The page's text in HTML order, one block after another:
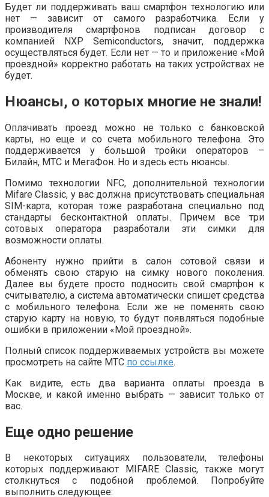
Будет ли поддерживать ваш смартфон технологию или
нет — зависит от самого разработчика. Если у
производителя смартфонов подписан договор с
компанией NXP Semiconductors, значит, поддержка
осуществляться будет. Если нет — то и приложение «Мой
проездной» корректно работать на таких устройствах не
будет.
Нюансы, о которых многие не знали!
Оплачивать проезд можно не только с банковской
карты, но еще и со счета мобильного телефона. Это
поддерживается у большой тройки операторов –
Билайн, МТС и МегаФон. Но и здесь есть нюансы.
Помимо технологии NFC, дополнительной технологии
Mifare Classic, у вас должна присутствовать специальная
SIM-карта, которая тоже разработана специально под
стандарты бесконтактной оплаты. Причем все три
сотовых оператора разработали эти симки для
возможности оплаты.
Абоненту нужно прийти в салон сотовой связи и
обменять свою старую на симку нового поколения.
Далее вы будете просто подносить свой смартфон к
считывателю, а система автоматически спишет средства
с мобильного телефона. Если же не поменять свою
старую карту на новую, то будут появляться подобные
ошибки в приложении «Мой проездной».
Полный список поддерживаемых устройств вы можете
просмотреть на сайте МТС по ссылке.
Как видите, есть два варианта оплаты проезда в
Москве, и какой именно выбрать — зависит только от
вас.
Еще одно решение
В некоторых ситуациях пользователи, телефоны
которых поддерживают MIFARE Classic, также могут
столкнуться с подобной проблемой. Попробуйте
выполнить следующее: